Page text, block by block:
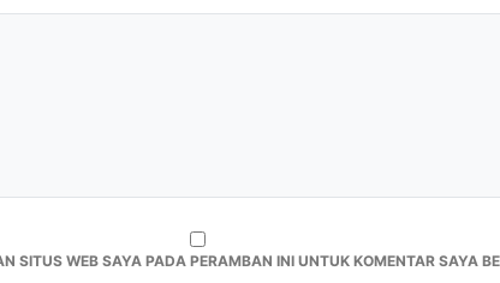
SITUS WEB SAYA PADA PERAMBAN INI UNTUK KOMENTAR SAYA